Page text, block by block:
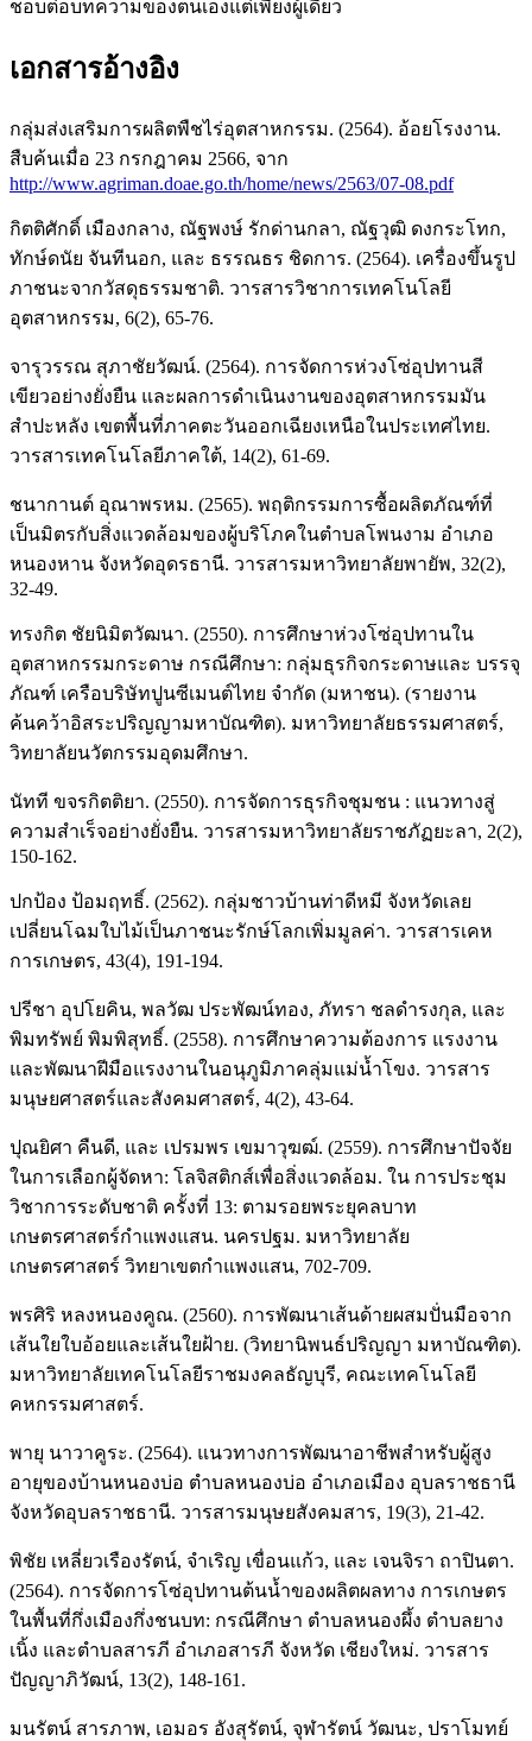
ชอบต่อบทความของตนเองแต่เพียงผู้เดียว
เอกสารอ้างอิง
กลุ่มส่งเสริมการผลิตพืชไร่อุตสาหกรรม. (2564). อ้อยโรงงาน.
สืบค้นเมื่อ 23 กรกฎาคม 2566, จาก
http://www.agriman.doae.go.th/home/news/2563/07-08.pdf
กิตติศักดิ์ เมืองกลาง, ณัฐพงษ์ รักด่านกลา, ณัฐวุฒิ ดงกระโทก,
ทักษ์ดนัย จันทีนอก, และ ธรรณธร ชิดการ. (2564). เครื่องขึ้นรูป
ภาชนะจากวัสดุธรรมชาติ. วารสารวิชาการเทคโนโลยี
อุตสาหกรรม, 6(2), 65-76.
จารุวรรณ สุภาชัยวัฒน์. (2564). การจัดการห่วงโซ่อุปทานสี
เขียวอย่างยั่งยืน และผลการดำเนินงานของอุตสาหกรรมมัน
สำปะหลัง เขตพื้นที่ภาคตะวันออกเฉียงเหนือในประเทศไทย.
วารสารเทคโนโลยีภาคใต้, 14(2), 61-69.
ชนากานต์ อุณาพรหม. (2565). พฤติกรรมการซื้อผลิตภัณฑ์ที่
เป็นมิตรกับสิ่งแวดล้อมของผู้บริโภคในตำบลโพนงาม อำเภอ
หนองหาน จังหวัดอุดรธานี. วารสารมหาวิทยาลัยพายัพ, 32(2),
32-49.
ทรงกิต ชัยนิมิตวัฒนา. (2550). การศึกษาห่วงโซ่อุปทานใน
อุตสาหกรรมกระดาษ กรณีศึกษา: กลุ่มธุรกิจกระดาษและ บรรจุ
ภัณฑ์ เครือบริษัทปูนซีเมนต์ไทย จำกัด (มหาชน). (รายงาน
ค้นคว้าอิสระปริญญามหาบัณฑิต). มหาวิทยาลัยธรรมศาสตร์,
วิทยาลัยนวัตกรรมอุดมศึกษา.
นัทที ขจรกิตติยา. (2550). การจัดการธุรกิจชุมชน : แนวทางสู่
ความสำเร็จอย่างยั่งยืน. วารสารมหาวิทยาลัยราชภัฏยะลา, 2(2),
150-162.
ปกป้อง ป้อมฤทธิ์. (2562). กลุ่มชาวบ้านท่าดีหมี จังหวัดเลย
เปลี่ยนโฉมใบไม้เป็นภาชนะรักษ์โลกเพิ่มมูลค่า. วารสารเคห
การเกษตร, 43(4), 191-194.
ปรีชา อุปโยคิน, พลวัฒ ประพัฒน์ทอง, ภัทรา ชลดำรงกุล, และ
พิมทรัพย์ พิมพิสุทธิ์. (2558). การศึกษาความต้องการ แรงงาน
และพัฒนาฝีมือแรงงานในอนุภูมิภาคลุ่มแม่น้ำโขง. วารสาร
มนุษยศาสตร์และสังคมศาสตร์, 4(2), 43-64.
ปุณยิศา คืนดี, และ เปรมพร เขมาวุฆฒ์. (2559). การศึกษาปัจจัย
ในการเลือกผู้จัดหา: โลจิสติกส์เพื่อสิ่งแวดล้อม. ใน การประชุม
วิชาการระดับชาติ ครั้งที่ 13: ตามรอยพระยุคลบาท
เกษตรศาสตร์กำแพงแสน. นครปฐม. มหาวิทยาลัย
เกษตรศาสตร์ วิทยาเขตกำแพงแสน, 702-709.
พรศิริ หลงหนองคูณ. (2560). การพัฒนาเส้นด้ายผสมปั่นมือจาก
เส้นใยใบอ้อยและเส้นใยฝ้าย. (วิทยานิพนธ์ปริญญา มหาบัณฑิต).
มหาวิทยาลัยเทคโนโลยีราชมงคลธัญบุรี, คณะเทคโนโลยี
คหกรรมศาสตร์.
พายุ นาวาคูระ. (2564). แนวทางการพัฒนาอาชีพสำหรับผู้สูง
อายุของบ้านหนองบ่อ ตำบลหนองบ่อ อำเภอเมือง อุบลราชธานี
จังหวัดอุบลราชธานี. วารสารมนุษยสังคมสาร, 19(3), 21-42.
พิชัย เหลี่ยวเรืองรัตน์, จำเริญ เขื่อนแก้ว, และ เจนจิรา ถาปินตา.
(2564). การจัดการโซ่อุปทานต้นน้ำของผลิตผลทาง การเกษตร
ในพื้นที่กึ่งเมืองกึ่งชนบท: กรณีศึกษา ตำบลหนองผึ้ง ตำบลยาง
เนิ้ง และตำบลสารภี อำเภอสารภี จังหวัด เชียงใหม่. วารสาร
ปัญญาภิวัฒน์, 13(2), 148-161.
มนรัตน์ สารภาพ, เอมอร อังสุรัตน์, จุฬารัตน์ วัฒนะ, ปราโมทย์